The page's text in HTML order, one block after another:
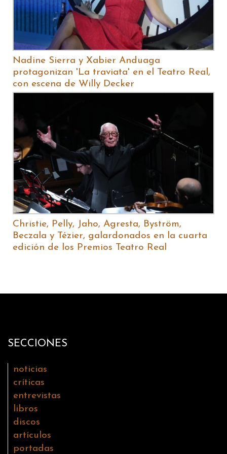
Nadine Sierra y Xabier Anduaga
protagonizan 'La traviata' en el Teatro Real,
con escena de Willy Decker
Christie, Pelly, Jaho, Agresta, Byström,
Beczala y Tézier, galardonados en la cuarta
edición de los Premios Teatro Real
SECCIONES
noticias
críticas
entrevistas
libros
discos
artículos
portadas